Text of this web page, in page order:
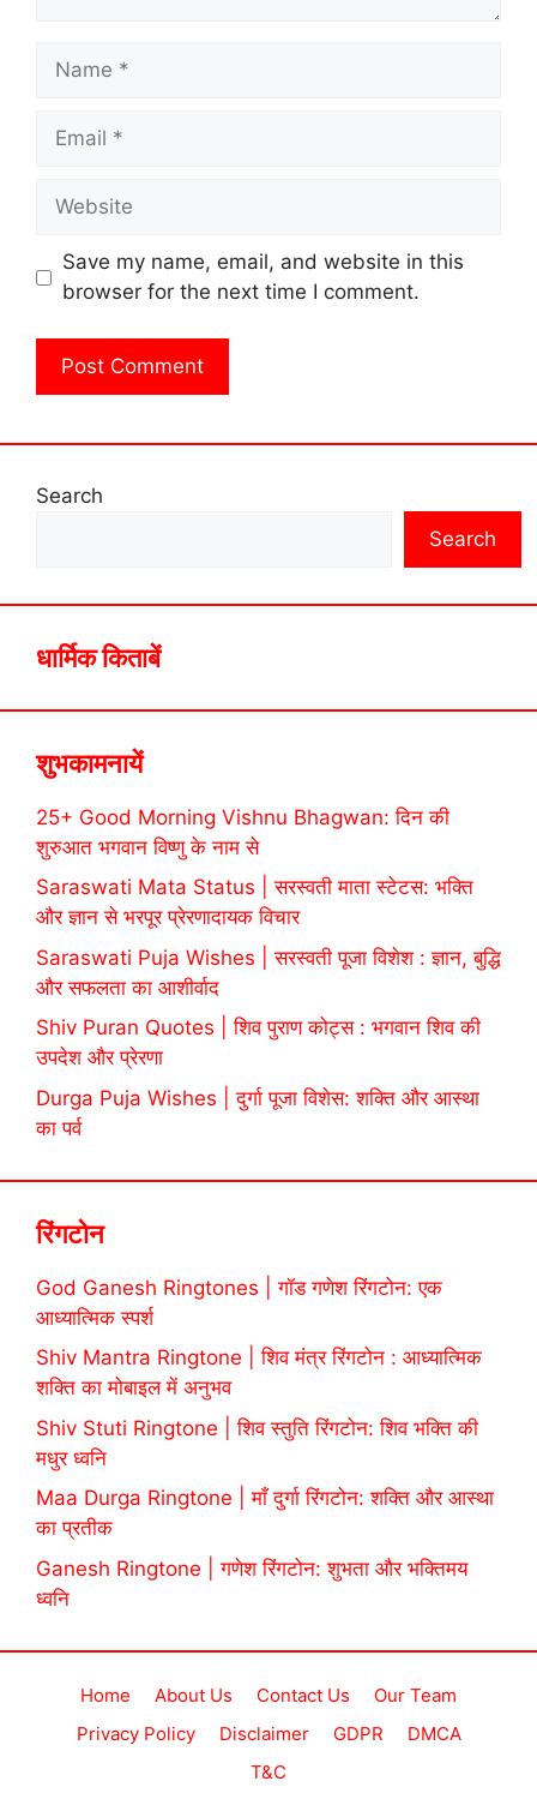
Name
Email
Website
Save my name, email, and website in this
browser for the next time I comment.
Search
Search
धार्मिक किताबें
शुभकामनायें
25+ Good Morning Vishnu Bhagwan: दिन की
शुरुआत भगवान विष्णु के नाम से
Saraswati Mata Status | सरस्वती माता स्टेटस: भक्ति
और ज्ञान से भरपूर प्रेरणादायक विचार
Saraswati Puja Wishes | सरस्वती पूजा विशेश : ज्ञान, बुद्धि
और सफलता का आशीर्वाद
Shiv Puran Quotes | शिव पुराण कोट्स : भगवान शिव की
उपदेश और प्रेरणा
Durga Puja Wishes | दुर्गा पूजा विशेस: शक्ति और आस्था
का पर्व
रिंगटोन
God Ganesh Ringtones | गॉड गणेश रिंगटोन: एक
आध्यात्मिक स्पर्श
Shiv Mantra Ringtone | शिव मंत्र रिंगटोन : आध्यात्मिक
शक्ति का मोबाइल में अनुभव
Shiv Stuti Ringtone | शिव स्तुति रिंगटोन: शिव भक्ति की
मधुर ध्वनि
Maa Durga Ringtone | माँ दुर्गा रिंगटोन: शक्ति और आस्था
का प्रतीक
Ganesh Ringtone | गणेश रिंगटोन: शुभता और भक्तिमय
ध्वनि
Home About Us Contact Us
Our Team
Privacy Policy
Disclaimer GDPR
DMCA
T&C